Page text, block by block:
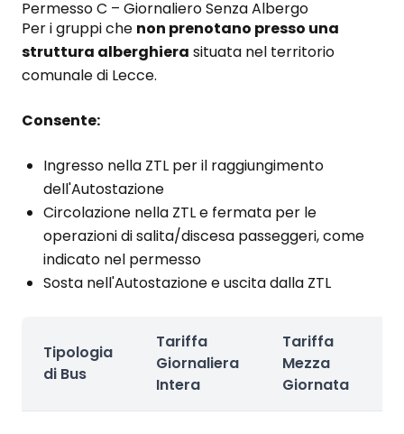
Permesso C – Giornaliero Senza Albergo
Per i gruppi che non prenotano presso una
struttura alberghiera situata nel territorio
comunale di Lecce.
Consente:
Ingresso nella ZTL per il raggiungimento
dell'Autostazione
Circolazione nella ZTL e fermata per le
operazioni di salita/discesa passeggeri, come
indicato nel permesso
Sosta nell'Autostazione e uscita dalla ZTL
Tipologia
di Bus
Tariffa
Giornaliera
Intera
Tariffa
Mezza
Giornata